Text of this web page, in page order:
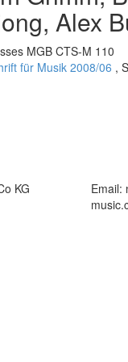
Alex
MGB CTS-M 110
für Musik 2008/06 ,
KG
Email: